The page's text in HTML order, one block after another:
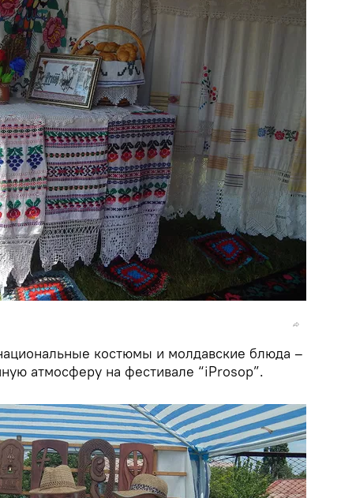
костюмы и молдавские блюда –
атмосферу на фестивале “iProsop”.